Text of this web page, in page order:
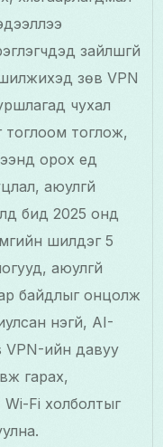
зайлшгүй
зөв VPN
чухал
тоглоом тоглож,
орох үед
аюулгүй
бид 2025 онд
шилдэг 5
аюулгүй
байдлыг онцолж
үнэгүй, AI-
VPN-ийн давуу
гарах,
Wi-Fi холболтыг